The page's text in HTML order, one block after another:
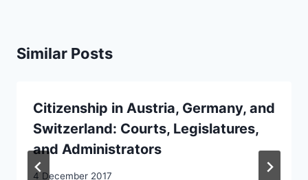
Similar Posts
Citizenship in Austria, Germany, and
Switzerland: Courts, Legislatures,
and Administrators
4 December 2017